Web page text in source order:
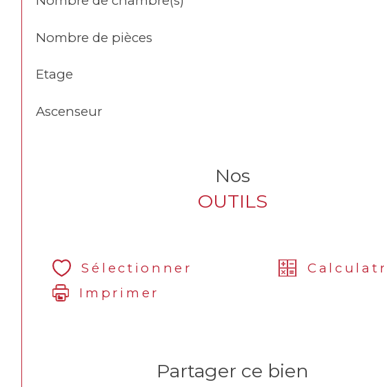
Nombre de pièces
Etage
Ascenseur
Nos
OUTILS
Sélectionner
Imprimer
Partager ce bien